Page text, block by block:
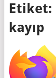
Etiket:
kayıp